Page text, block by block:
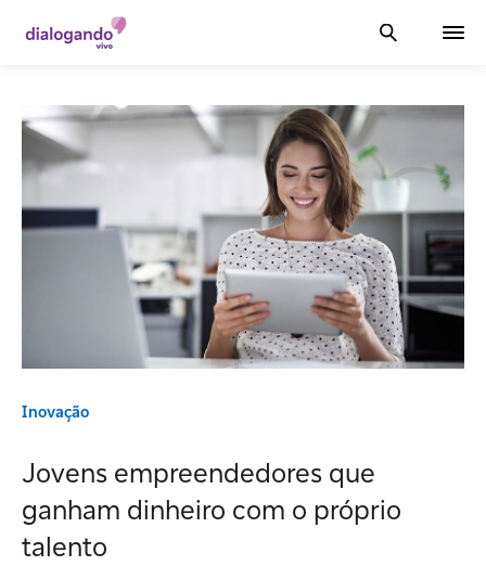
Inovação
Jovens empreendedores que
ganham dinheiro com o próprio
talento